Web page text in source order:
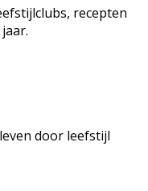
recepten
door leefstijl